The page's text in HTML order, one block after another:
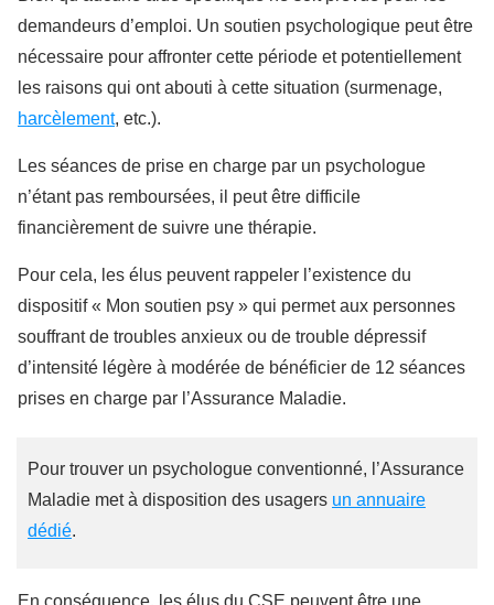
demandeurs d’emploi. Un soutien psychologique peut être
nécessaire pour affronter cette période et potentiellement
les raisons qui ont abouti à cette situation (surmenage,
harcèlement, etc.).
Les séances de prise en charge par un psychologue
n’étant pas remboursées, il peut être difficile
financièrement de suivre une thérapie.
Pour cela, les élus peuvent rappeler l’existence du
dispositif « Mon soutien psy » qui permet aux personnes
souffrant de troubles anxieux ou de trouble dépressif
d’intensité légère à modérée de bénéficier de 12 séances
prises en charge par l’Assurance Maladie.
Pour trouver un psychologue conventionné, l’Assurance
Maladie met à disposition des usagers un annuaire
dédié.
En conséquence, les élus du CSE peuvent être une